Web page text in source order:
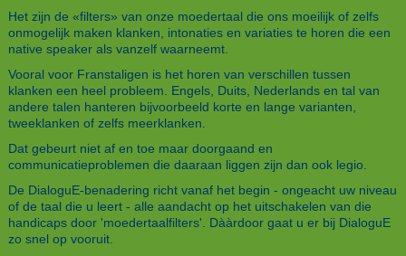
Het zijn de «filters» van onze moedertaal die ons moeilijk of zelfs
onmogelijk maken klanken, intonaties en variaties te horen die een
native speaker als vanzelf waarneemt.
Vooral voor Franstaligen is het horen van verschillen tussen
klanken een heel probleem. Engels, Duits, Nederlands en tal van
andere talen hanteren bijvoorbeeld korte en lange varianten,
tweeklanken of zelfs meerklanken.
Dat gebeurt niet af en toe maar doorgaand en
communicatieproblemen die daaraan liggen zijn dan ook legio.
De DialoguE-benadering richt vanaf het begin - ongeacht uw niveau
of de taal die u leert - alle aandacht op het uitschakelen van die
handicaps door 'moedertaalfilters'. Dààrdoor gaat u er bij DialoguE
zo snel op vooruit.